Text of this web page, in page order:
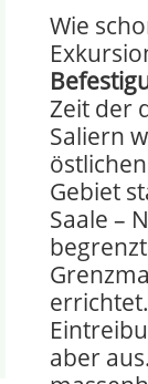
Wie
Zeit der
Saliern
Gebiet
Saale –
aber